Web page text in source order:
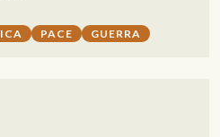
PACE GUERRA